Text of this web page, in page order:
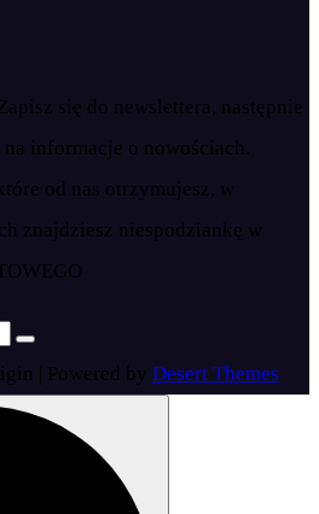
się do newslettera, następnie
informacje o nowościach.
od nas otrzymujesz, w
znajdziesz niespodziankę w
| Powered by Desert Themes